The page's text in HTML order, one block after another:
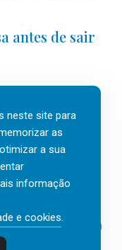
antes de sair
os fins-de-
fica mais
2026
de
(IA), acaba
neste site para
as
a sua
informação
e cookies.